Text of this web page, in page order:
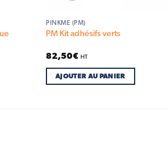
PINKME (PM)
PM Kit adhésifs verts
82,50€ HT
AJOUTER AU PANIER